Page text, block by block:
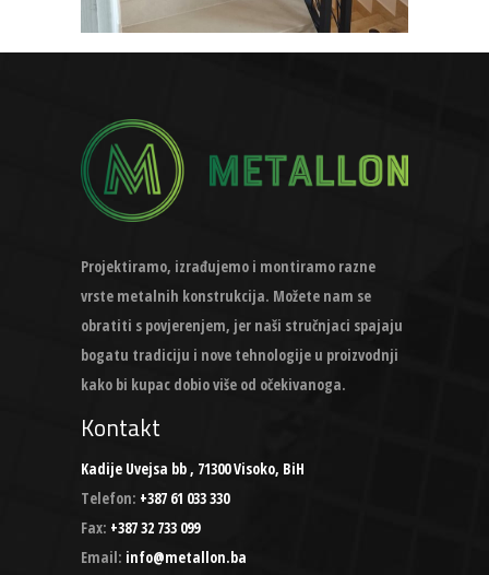
Projektiramo, izrađujemo i montiramo razne
vrste metalnih konstrukcija. Možete nam se
obratiti s povjerenjem, jer naši stručnjaci spajaju
bogatu tradiciju i nove tehnologije u proizvodnji
kako bi kupac dobio više od očekivanoga.
Kontakt
Kadije Uvejsa bb , 71300 Visoko, BiH
Telefon: +387 61 033 330
Fax: +387 32 733 099
Email: info@metallon.ba